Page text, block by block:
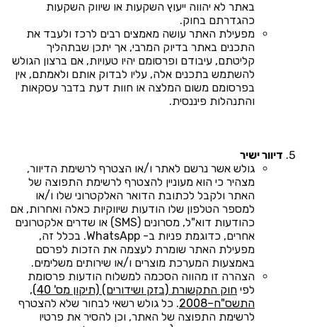
באתר לא יהווה ייעוץ השקעות או שיווק השקעות
כהגדרתם בחוק.
מפעילת האתר עושה מאמצים רבים לרכז ולעבד את
התכנים באתר בדיוק המרבי, אך יתכן שבתהליך
קליטתם, עיבודם ופרסומם יהיו טעויות, אם ברצון הגולש
להשתמש בתכנים אלה, עליו לבדוק אותם ולאמתם, אין
בפרסומם משום המלצה או חוות דעת בדבר עסקאות
והתנהלות פיננסית.
דיוור ישיר
גולש אשר נרשם לאתר ו/או הצטרף לרשימת הדיוור,
מצהיר כי הוא מעוניין להצטרף לרשימת התפוצה של
האתר ולקבל לכתובת הדואר האלקטרוני שלו ו/או
למספר הטלפון שלו הודעות שיווקיות כאלה ואחרות, אם
כהודעות דוא"ל, מסרונים (SMS) או שדרים אלקטרונים
אחרים, כדוגמת פניות ב- WhatsApp. בכלל זה,
מפעילת האתר שומרת לעצמה את הזכות לפרסם
באמצעות המערכת מוצרים ו/או שירותים משלימים.
הצהרה זו מהווה הסכמה למשלוח הודעות פרסומת
לפי
חוק התקשורת (בזק ושידורים) (תיקון מס' 40),
התשס"ח–2008
. כל גולש רשאי לבחור שלא להצטרף
לרשימת התפוצה של האתר, וכן להסיר את פרטיו